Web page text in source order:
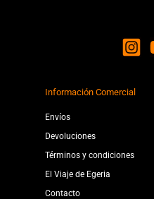
Información Comercial
Envíos
Devoluciones
Términos y condiciones
El Viaje de Egeria
Contacto